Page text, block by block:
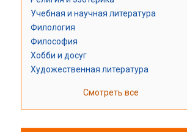
Учебная и научная литература
Филология
Философия
Хобби и досуг
Художественная литература
Смотреть все